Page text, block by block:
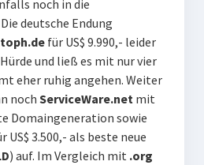
noch in die
deutsche Endung
für US$ 9.990,- leider
und ließ es mit nur vier
eher ruhig angehen. Weiter
noch ServiceWare.net mit
Domaingeneration sowie
US$ 3.500,- als beste neue
) auf. Im Vergleich mit .org